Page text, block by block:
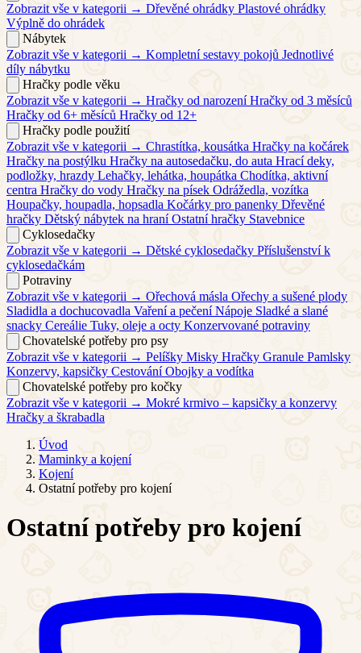
Zobrazit vše v kategorii → Dřevěné ohrádky Plastové ohrádky
Výplně do ohrádek
Nábytek
Zobrazit vše v kategorii → Kompletní sestavy pokojů Jednotlivé
díly nábytku
Hračky podle věku
Zobrazit vše v kategorii → Hračky od narození Hračky od 3 měsíců
Hračky od 6+ měsíců Hračky od 12+
Hračky podle použití
Zobrazit vše v kategorii → Chrastítka, kousátka Hračky na kočárek
Hračky na postýlku Hračky na autosedačku, do auta Hrací deky,
podložky, hrazdy Lehačky, lehátka, houpátka Chodítka, aktivní
centra Hračky do vody Hračky na písek Odrážedla, vozítka
Houpačky, houpadla, hopsadla Kočárky pro panenky Dřevěné
hračky Dětský nábytek na hraní Ostatní hračky Stavebnice
Cyklosedačky
Zobrazit vše v kategorii → Dětské cyklosedačky Příslušenství k
cyklosedačkám
Potraviny
Zobrazit vše v kategorii → Ořechová másla Ořechy a sušené plody
Sladidla a dochucovadla Vaření a pečení Nápoje Sladké a slané
snacky Cereálie Tuky, oleje a octy Konzervované potraviny
Chovatelské potřeby pro psy
Zobrazit vše v kategorii → Pelíšky Misky Hračky Granule Pamlsky
Konzervy, kapsičky Cestování Obojky a vodítka
Chovatelské potřeby pro kočky
Zobrazit vše v kategorii → Mokré krmivo – kapsičky a konzervy
Hračky a škrabadla
Úvod
Maminky a kojení
Kojení
Ostatní potřeby pro kojení
Ostatní potřeby pro kojení